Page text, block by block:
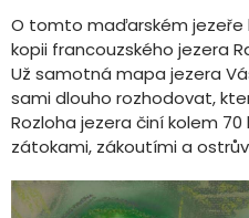
O tomto maďarském jezeře
kopii francouzského jezera
Už samotná mapa jezera
sami dlouho rozhodovat,
Rozloha jezera činí kolem
zátokami, zákoutími a